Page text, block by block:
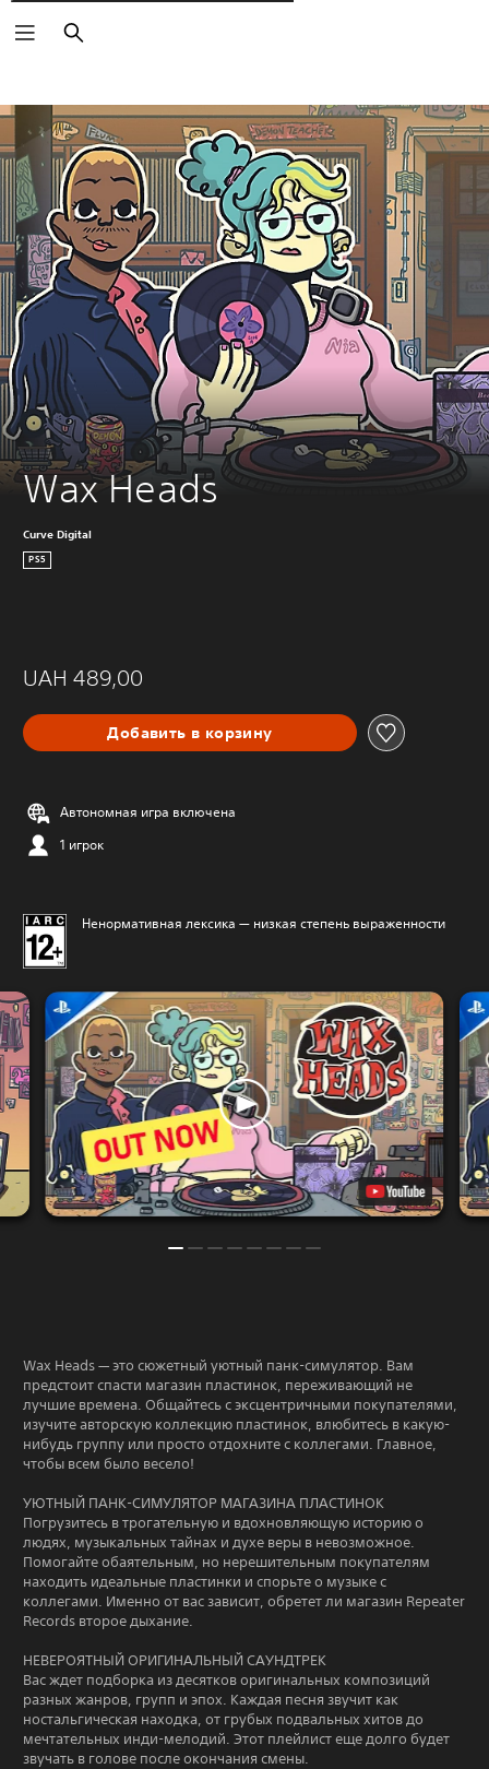
Поиск
Wax Heads
Curve Digital
PS5
UAH 489,00
Добавить в корзину
Автономная игра включена
1 игрок
Ненормативная лексика — низкая степень выраженности
Wax Heads — это сюжетный уютный панк-симулятор. Вам
предстоит спасти магазин пластинок, переживающий не
лучшие времена. Общайтесь с эксцентричными покупателями,
изучите авторскую коллекцию пластинок, влюбитесь в какую-
нибудь группу или просто отдохните с коллегами. Главное,
чтобы всем было весело!
УЮТНЫЙ ПАНК-СИМУЛЯТОР МАГАЗИНА ПЛАСТИНОК
Погрузитесь в трогательную и вдохновляющую историю о
людях, музыкальных тайнах и духе веры в невозможное.
Помогайте обаятельным, но нерешительным покупателям
находить идеальные пластинки и спорьте о музыке с
коллегами. Именно от вас зависит, обретет ли магазин Repeater
Records второе дыхание.
НЕВЕРОЯТНЫЙ ОРИГИНАЛЬНЫЙ САУНДТРЕК
Вас ждет подборка из десятков оригинальных композиций
разных жанров, групп и эпох. Каждая песня звучит как
ностальгическая находка, от грубых подвальных хитов до
мечтательных инди-мелодий. Этот плейлист еще долго будет
звучать в голове после окончания смены.